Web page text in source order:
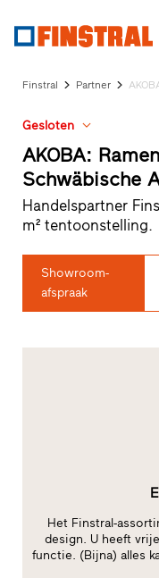
Partnerprogramma
Studio
zoeken
Snelle
toegang
Finstral Partner
Gesloten
AKOBA:
Schwäbische
Handelspartner
m² tentoonstelling.
Showroom-
afspraak
Het Finstral-
design. U heeft
functie. (Bijna) alles